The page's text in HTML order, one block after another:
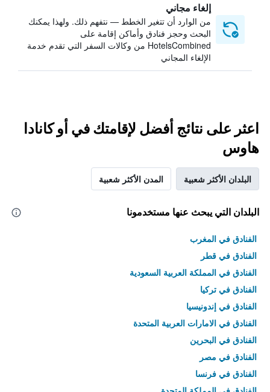
إلغاء مجاني
من الوارد أن تتغير الخطط — نتفهم ذلك. ولهذا يمكنك
البحث وحجز فنادق وأماكن إقامة على
HotelsCombined من وكالات السفر التي تقدم خدمة
الإلغاء المجاني
اعثر على نتائج أفضل لإقامتك في أو كانادا
هاوس
البلدان الأكثر شعبية المدن الأكثر شعبية
البلدان التي يبحث عنها مستخدمونا
الفنادق في المغرب
الفنادق في قطر
الفنادق في المملكة العربية السعودية
الفنادق في تركيا
الفنادق في إندونيسيا
الفنادق في الامارات العربية المتحدة
الفنادق في البحرين
الفنادق في مصر
الفنادق في فرنسا